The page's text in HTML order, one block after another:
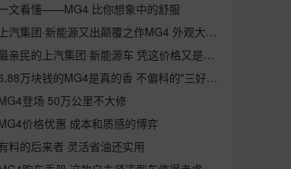
文看懂——MG4 比你想象中的舒服
上汽集团·新能源又出颠覆之作MG4 外观大气内饰轻奢
最亲民的上汽集团·新能源车 凭这价格又是冠军
6.88万块钱的MG4是真的香 不偏科的"三好学生"
登场 50万公里不大修
价格优惠 成本和质感的博弈
料的后来者 灵活省油还实用